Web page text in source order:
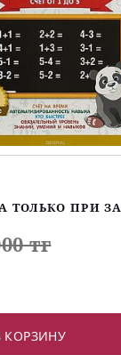
ТОЛЬКО ПРИ
тг
КОРЗИНУ